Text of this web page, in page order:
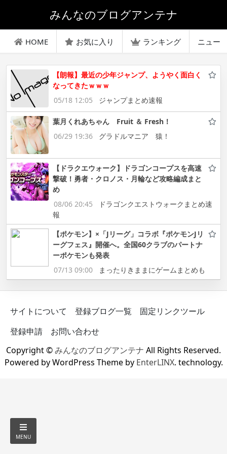
みんなのブログアンテナ
HOME お気に入り ランキング ニュー
【朗報】最近の少年ジャンプ、ようやく面白く
なってきたｗｗｗ
05/18 12:05
ジャンプまとめ速報
葉月くれあちゃん Fruit ＆ Fresh！
06/29 19:36
グラドルマニア 猿！
【ドラクエウォーク】ドラゴンコープスを高速
撃破！勇者・クロノス・月輪など攻略編成まと
め
08/06 20:45
ドラゴンクエストウォークまとめ速
報
【ポケモン】×「Jリーグ」コラボ『ポケモンJリ
ーグフェス』開催へ。全国60クラブのパートナ
ーポケモンも発表
07/13 09:00
まったりきままにゲームまとめも
サイトについて 登録ブログ一覧
固定リンクツール
登録申請
お問い合わせ
Copyright ©みんなのブログアンテナ All Rights Reserved.
Powered by WordPress Theme by EnterLINX. technology.
MENU